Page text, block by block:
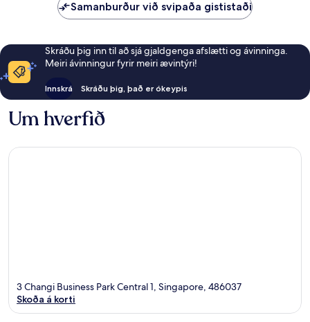
Samanburður við svipaða gististaði
Skráðu þig inn til að sjá gjaldgenga afslætti og ávinninga.
Meiri ávinningur fyrir meiri ævintýri!
Innskrá Skráðu þig, það er ókeypis
Um hverfið
3 Changi Business Park Central 1, Singapore, 486037
Skoða á korti